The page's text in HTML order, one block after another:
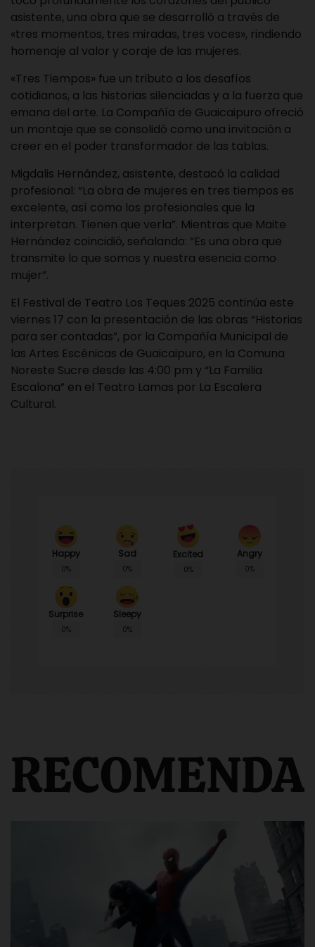
asistente, una obra que se desarrolló a través de
«tres momentos, tres miradas, tres voces», rindiendo
homenaje al valor y coraje de las mujeres.
«Tres Tiempos» fue un tributo a los desafíos
cotidianos, a las historias silenciadas y a la fuerza que
emana del arte. La Compañía de Guaicaipuro ofreció
un montaje que se consolidó como una invitación a
creer en el poder transformador de las tablas.
Migdalis Hernández, asistente, destacó la calidad
profesional: “La obra de mujeres en tres tiempos es
excelente, así como los profesionales que la
interpretan. Tienen que verla”. Mientras que Maite
Hernández coincidió, señalando: “Es una obra que
transmite lo que somos y nuestra esencia como
mujer”.
El Festival de Teatro Los Teques 2025 continúa este
viernes 17 con la presentación de las obras “Historias
para ser contadas”, por la Compañía Municipal de
las Artes Escénicas de Guaicaipuro, en la Comuna
Noreste Sucre desde las 4:00 pm y “La Familia
Escalona” en el Teatro Lamas por La Escalera
Cultural.
Happy
0%
Sad
0%
Excited
0%
Angry
0%
Surprise
0%
Sleepy
0%